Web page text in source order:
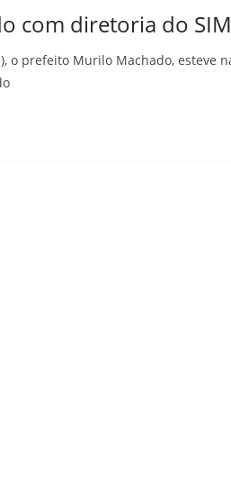
com diretoria do
o prefeito Murilo Machado, esteve